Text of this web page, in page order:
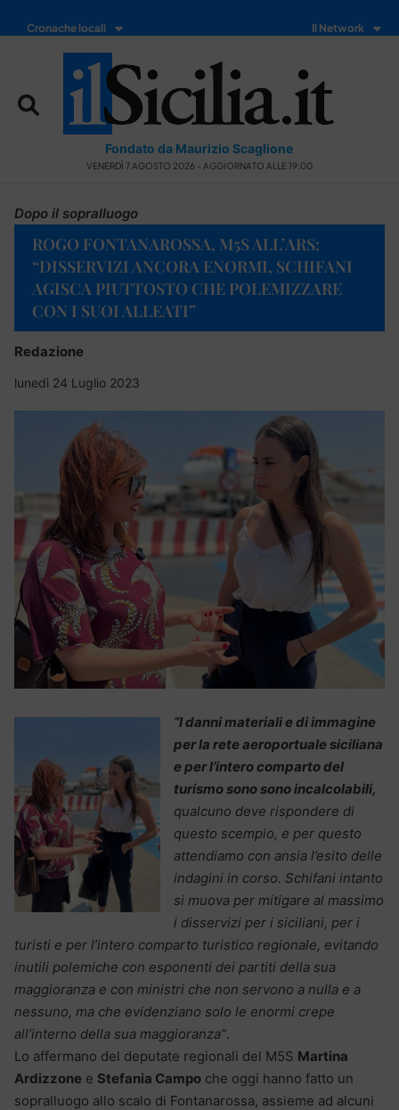
Cronache locali Il Network
Fondato da Maurizio Scaglione
VENERDÌ 7 AGOSTO 2026 - AGGIORNATO ALLE 19:00
Dopo il sopralluogo
ROGO FONTANAROSSA, M5S ALL’ARS:
“DISSERVIZI ANCORA ENORMI, SCHIFANI
AGISCA PIUTTOSTO CHE POLEMIZZARE
CON I SUOI ALLEATI”
Redazione
lunedì 24 Luglio 2023
“I danni materiali e di immagine
per la rete aeroportuale siciliana
e per l’intero comparto del
turismo sono sono incalcolabili,
qualcuno deve rispondere di
questo scempio, e per questo
attendiamo con ansia l’esito delle
indagini in corso. Schifani intanto
si muova per mitigare al massimo
i disservizi per i siciliani, per i
turisti e per l’intero comparto turistico regionale, evitando
inutili polemiche con esponenti dei partiti della sua
maggioranza e con ministri che non servono a nulla e a
nessuno, ma che evidenziano solo le enormi crepe
all’interno della sua maggioranza”.
Lo affermano del deputate regionali del M5S Martina
Ardizzone e Stefania Campo che oggi hanno fatto un
sopralluogo allo scalo di Fontanarossa, assieme ad alcuni